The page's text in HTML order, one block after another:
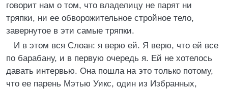
говорит нам о том, что владелицу не парят ни
тряпки, ни ее обворожительное стройное тело,
завернутое в эти самые тряпки.
И в этом вся Слоан: я верю ей. Я верю, что ей все
по барабану, и в первую очередь я. Ей не хотелось
давать интервью. Она пошла на это только потому,
что ее парень Мэтью Уикс, один из Избранных,